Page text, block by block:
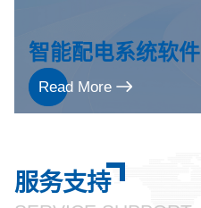
智能配电系统软件
Read More
服务支持